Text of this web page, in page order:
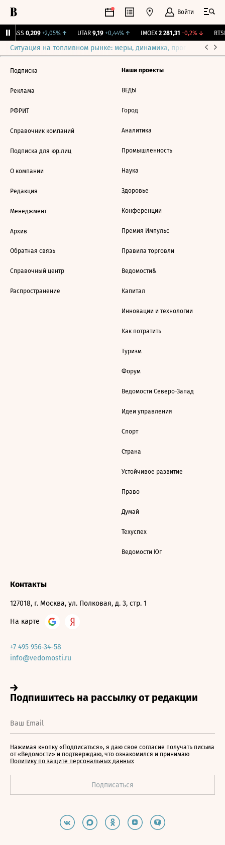
Войти
RGSS 0,209 +2,05%↑ UTAR 9,19 +0,44%↑ IMOEX 2 281,31 -0,2%↓ RTSI
Ситуация на топливном рынке: меры, динамика, прогнозы
Подписка
Реклама
РФРИТ
Справочник компаний
Подписка для юр.лиц
О компании
Редакция
Менеджмент
Архив
Обратная связь
Справочный центр
Распространение
Наши проекты
ВЕДЫ
Город
Аналитика
Промышленность
Наука
Здоровье
Конференции
Премия Импульс
Правила торговли
Ведомости&
Капитал
Инновации и технологии
Как потратить
Туризм
Форум
Ведомости Северо-Запад
Идеи управления
Спорт
Страна
Устойчивое развитие
Право
Думай
Техуспех
Ведомости Юг
Контакты
127018, г. Москва, ул. Полковая, д. 3, стр. 1
На карте
+7 495 956-34-58
info@vedomosti.ru
Нажимая кнопку «Подписаться», я даю свое согласие получать письма
от «Ведомости» и подтверждаю, что ознакомился и принимаю
Политику по защите персональных данных